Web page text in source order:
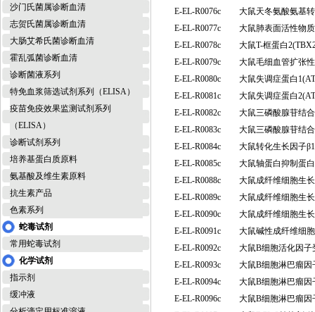
沙门氏菌属诊断血清
志贺氏菌属诊断血清
大肠艾希氏菌诊断血清
霍乱弧菌诊断血清
诊断菌液系列
特免血浆筛选试剂系列（ELISA）
疫苗免疫效果监测试剂系列
（ELISA）
诊断试剂系列
培养基蛋白质原料
氨基酸及维生素原料
抗生素产品
色素系列
蛇毒试剂
常用蛇毒试剂
化学试剂
指示剂
缓冲液
E-EL-R0076c
大鼠天冬氨酸氨基
E-EL-R0077c
大鼠肺表面活性物
E-EL-R0078c
大鼠T-框蛋白
E-EL-R0079c
大鼠毛细血管扩张
E-EL-R0080c
大鼠失调症蛋白
E-EL-R0081c
大鼠失调症蛋白
E-EL-R0082c
大鼠三磷酸腺苷结
E-EL-R0083c
大鼠三磷酸腺苷结
E-EL-R0084c
大鼠转化生长因子
E-EL-R0085c
大鼠轴蛋白抑制蛋
E-EL-R0088c
大鼠成纤维细胞生
E-EL-R0089c
大鼠成纤维细胞生
E-EL-R0090c
大鼠成纤维细胞生
E-EL-R0091c
大鼠碱性成纤维细
E-EL-R0092c
大鼠B细胞活化因
E-EL-R0093c
大鼠B细胞淋巴瘤因
E-EL-R0094c
大鼠B细胞淋巴瘤因
E-EL-R0096c
大鼠B细胞淋巴瘤因